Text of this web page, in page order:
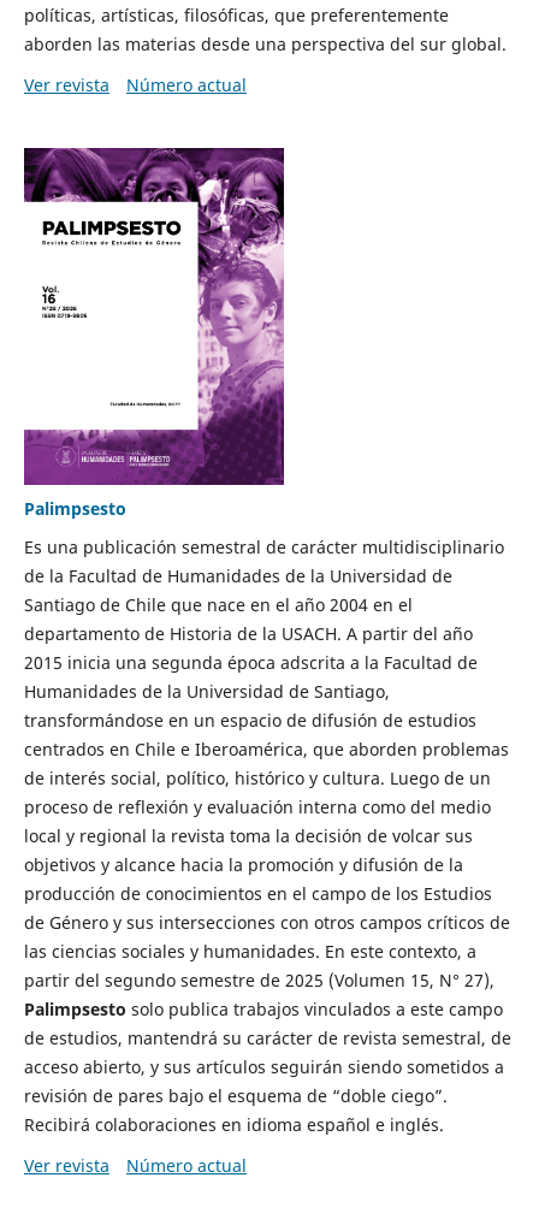
políticas, artísticas, filosóficas, que preferentemente
aborden las materias desde una perspectiva del sur global.
Ver revista
Número actual
Palimpsesto
Es una publicación semestral de carácter multidisciplinario
de la Facultad de Humanidades de la Universidad de
Santiago de Chile que nace en el año 2004 en el
departamento de Historia de la USACH. A partir del año
2015 inicia una segunda época adscrita a la Facultad de
Humanidades de la Universidad de Santiago,
transformándose en un espacio de difusión de estudios
centrados en Chile e Iberoamérica, que aborden problemas
de interés social, político, histórico y cultura. Luego de un
proceso de reflexión y evaluación interna como del medio
local y regional la revista toma la decisión de volcar sus
objetivos y alcance hacia la promoción y difusión de la
producción de conocimientos en el campo de los Estudios
de Género y sus intersecciones con otros campos críticos de
las ciencias sociales y humanidades. En este contexto, a
partir del segundo semestre de 2025 (Volumen 15, N° 27),
Palimpsesto solo publica trabajos vinculados a este campo
de estudios, mantendrá su carácter de revista semestral, de
acceso abierto, y sus artículos seguirán siendo sometidos a
revisión de pares bajo el esquema de “doble ciego”.
Recibirá colaboraciones en idioma español e inglés.
Ver revista
Número actual